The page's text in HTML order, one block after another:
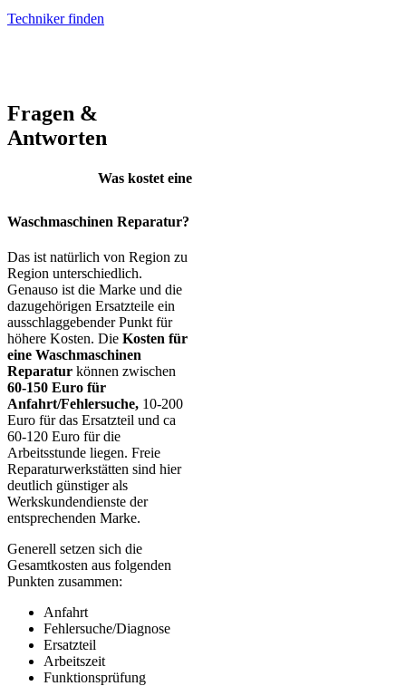
Techniker finden
Fragen &
Antworten
Was kostet eine
Waschmaschinen Reparatur?
Das ist natürlich von Region zu
Region unterschiedlich.
Genauso ist die Marke und die
dazugehörigen Ersatzteile ein
ausschlaggebender Punkt für
höhere Kosten. Die Kosten für
eine Waschmaschinen
Reparatur können zwischen
60-150 Euro für
Anfahrt/Fehlersuche, 10-200
Euro für das Ersatzteil und ca
60-120 Euro für die
Arbeitsstunde liegen. Freie
Reparaturwerkstätten sind hier
deutlich günstiger als
Werkskundendienste der
entsprechenden Marke.
Generell setzen sich die
Gesamtkosten aus folgenden
Punkten zusammen:
Anfahrt
Fehlersuche/Diagnose
Ersatzteil
Arbeitszeit
Funktionsprüfung